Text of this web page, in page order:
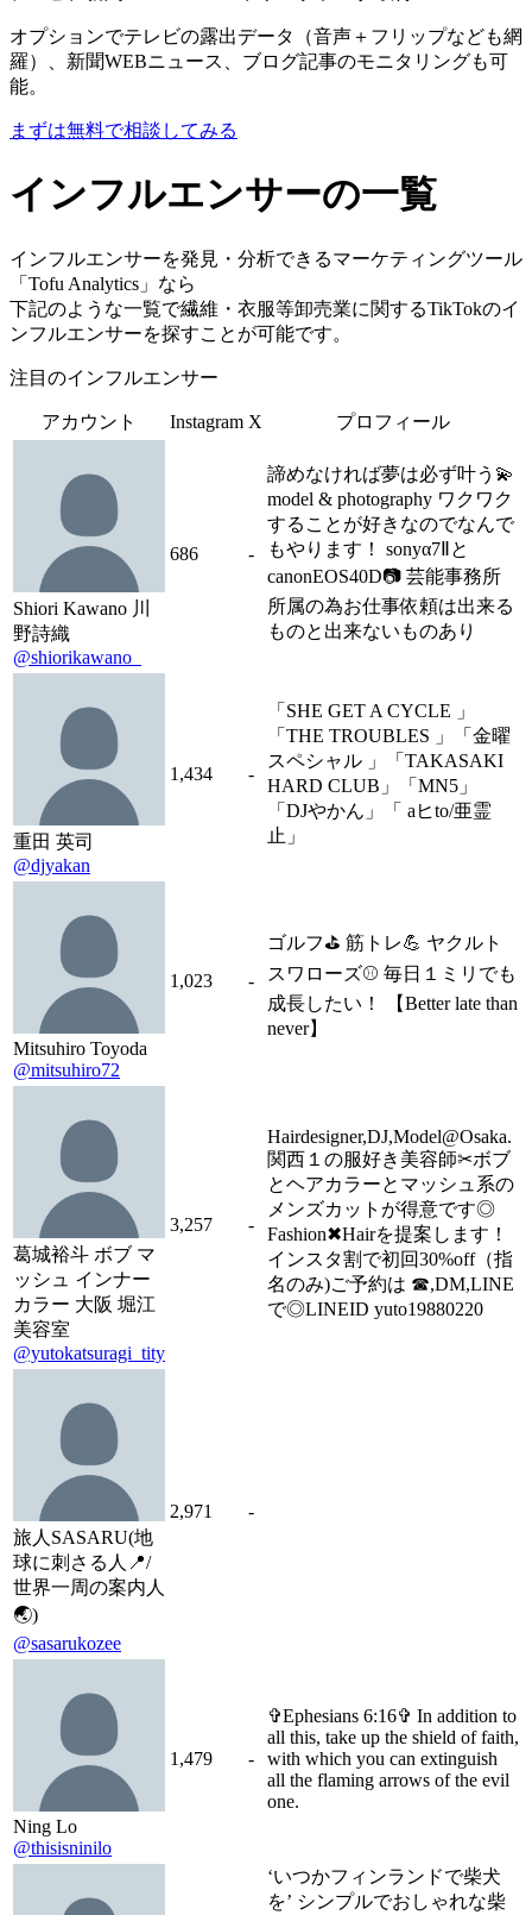
オプションでテレビの露出データ（音声＋フリップなども網
羅）、新聞WEBニュース、ブログ記事のモニタリングも可
能。
まずは無料で相談してみる
インフルエンサーの一覧
インフルエンサーを発見・分析できるマーケティングツール
「Tofu Analytics」なら
下記のような一覧で繊維・衣服等卸売業に関するTikTokのイ
ンフルエンサーを探すことが可能です。
注目のインフルエンサー
アカウント Instagram X プロフィール
Shiori Kawano 川
野詩織
@shiorikawano_
686 -
諦めなければ夢は必ず叶う💫
model & photography ワクワク
することが好きなのでなんで
もやります！ sonyα7Ⅱと
canonEOS40D📷 芸能事務所
所属の為お仕事依頼は出来る
ものと出来ないものあり
重田 英司
@djyakan
1,434 -
「SHE GET A CYCLE 」
「THE TROUBLES 」「金曜
スペシャル 」「TAKASAKI
HARD CLUB」「MN5」
「DJやかん」「 aヒto/亜霊
止」
Mitsuhiro Toyoda
@mitsuhiro72
1,023 -
ゴルフ⛳️ 筋トレ💪 ヤクルト
スワローズ⚾️ 毎日１ミリでも
成長したい！ 【Better late than
never】
葛城裕斗 ボブ マ
ッシュ インナー
カラー 大阪 堀江
美容室
@yutokatsuragi_tity
3,257 -
Hairdesigner,DJ,Model@Osaka.
関西１の服好き美容師✂︎ボブ
とヘアカラーとマッシュ系の
メンズカットが得意です◎
Fashion✖︎Hairを提案します！
インスタ割で初回30%off（指
名のみ)ご予約は ☎︎,DM,LINE
で◎LINEID yuto19880220
旅人SASARU(地
球に刺さる人📍/
世界一周の案内人
🌏)
@sasarukozee
2,971 -
Ning Lo
@thisisninilo
1,479 -
✞Ephesians 6:16✞ In addition to
all this, take up the shield of faith,
with which you can extinguish
all the flaming arrows of the evil
one.
‘いつかフィンランドで柴犬
を’ シンプルでおしゃれな柴